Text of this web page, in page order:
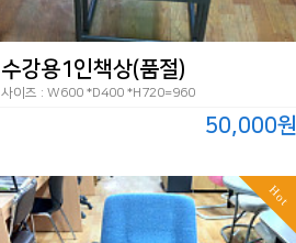
수강용1인책상(품절)
사이즈 : W600 *D400 *H720=960
50,000원
Hot